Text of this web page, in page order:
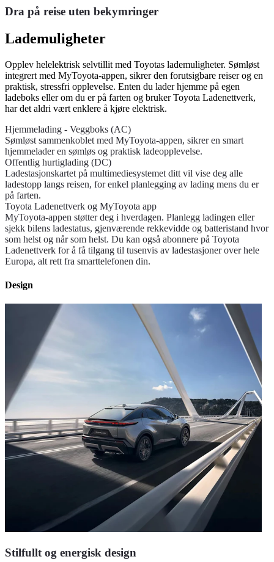
Dra på reise uten bekymringer
Lademuligheter
Opplev helelektrisk selvtillit med Toyotas lademuligheter. Sømløst
integrert med MyToyota-appen, sikrer den forutsigbare reiser og en
praktisk, stressfri opplevelse. Enten du lader hjemme på egen
ladeboks eller om du er på farten og bruker Toyota Ladenettverk,
har det aldri vært enklere å kjøre elektrisk.
Hjemmelading - Veggboks (AC)
Sømløst sammenkoblet med MyToyota-appen, sikrer en smart
hjemmelader en sømløs og praktisk ladeopplevelse.
Offentlig hurtiglading (DC)
Ladestasjonskartet på multimediesystemet ditt vil vise deg alle
ladestopp langs reisen, for enkel planlegging av lading mens du er
på farten.
Toyota Ladenettverk og MyToyota app
MyToyota-appen støtter deg i hverdagen. Planlegg ladingen eller
sjekk bilens ladestatus, gjenværende rekkevidde og batteristand hvor
som helst og når som helst. Du kan også abonnere på Toyota
Ladenettverk for å få tilgang til tusenvis av ladestasjoner over hele
Europa, alt rett fra smarttelefonen din.
Design
Stilfullt og energisk design